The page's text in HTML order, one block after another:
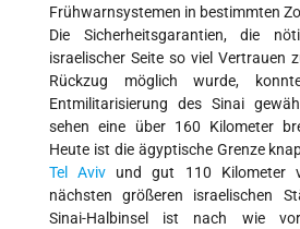
Frühwarnsystemen in bestimmten
Die Sicherheitsgarantien, die
israelischer Seite so viel Vertrauen
Rückzug möglich wurde,
Entmilitarisierung des Sinai
sehen eine über 160 Kilometer
Heute ist die ägyptische Grenze
Tel Aviv und gut 110 Kilometer
nächsten größeren israelischen
Sinai-Halbinsel ist nach wie